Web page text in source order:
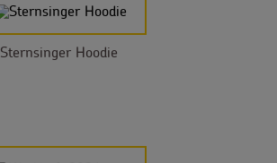
Sternsinger Hoodie